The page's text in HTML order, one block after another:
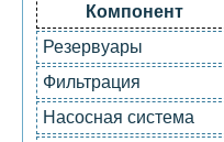
Компонент
Резервуары
Фильтрация
Насосная система